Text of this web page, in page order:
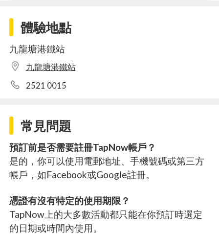
體驗地點
九龍塘港鐵站
九龍塘港鐵站
2521 0015
常見問題
預訂前是否需要註冊TapNow帳戶？
是的，你可以使用電郵地址、手機號碼或第三方
帳戶，如Facebook或Google註冊。
憑證有沒有特定的使用期限？
TapNow上的大多數活動都只能在你預訂時選定
的日期或時間內使用。